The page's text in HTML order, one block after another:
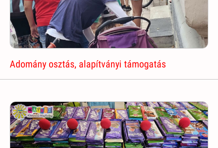
Adomány osztás, alapítványi támogatás